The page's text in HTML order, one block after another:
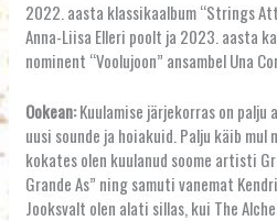
2022. aasta klassikaalbum “Strings
Anna-Liisa Elleri poolt ja 2023. aasta
nominent “Voolujoon” ansambel Una
Ookean:Kuulamise järjekorras on palju
uusi sounde ja hoiakuid. Palju käib
kokates olen kuulanud soome artisti
Grande As” ning samuti vanemat
Jooksvalt olen alati sillas, kui The